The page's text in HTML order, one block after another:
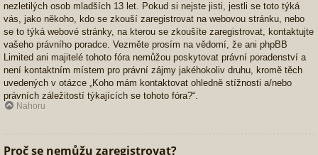
nezletilých osob mladších 13 let. Pokud si nejste jisti, jestli se toto týká
vás, jako někoho, kdo se zkouší zaregistrovat na webovou stránku, nebo
se to týká webové stránky, na kterou se zkoušíte zaregistrovat, kontaktujte
vašeho právního poradce. Vezměte prosím na vědomí, že ani phpBB
Limited ani majitelé tohoto fóra nemůžou poskytovat právní poradenství a
není kontaktním místem pro právní zájmy jakéhokoliv druhu, kromě těch
uvedených v otázce „Koho mám kontaktovat ohledně stížnosti a/nebo
právních záležitostí týkajících se tohoto fóra?“.
Nahoru
Proč se nemůžu zaregistrovat?